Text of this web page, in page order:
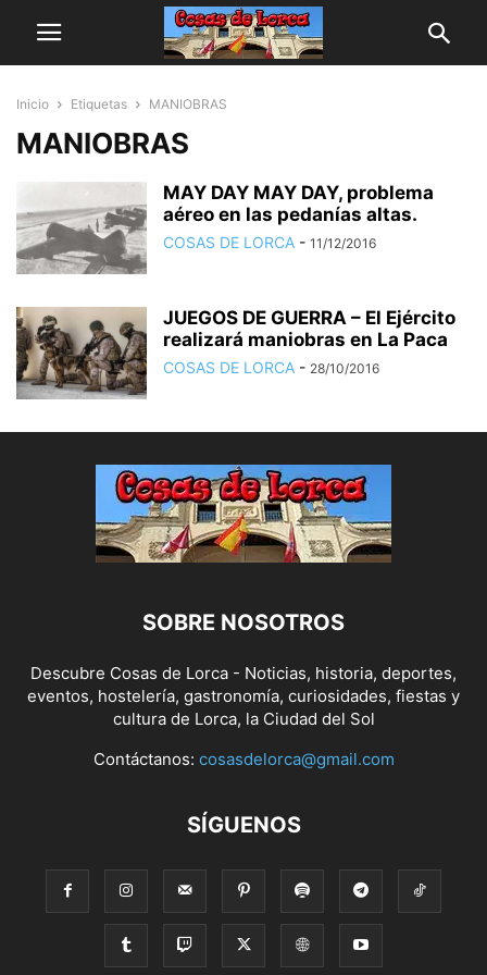
Inicio Etiquetas MANIOBRAS
MANIOBRAS
MAY DAY MAY DAY, problema
aéreo en las pedanías altas.
COSAS DE LORCA - 11/12/2016
JUEGOS DE GUERRA – El Ejército
realizará maniobras en La Paca
COSAS DE LORCA - 28/10/2016
SOBRE NOSOTROS
Descubre Cosas de Lorca - Noticias, historia, deportes,
eventos, hostelería, gastronomía, curiosidades, fiestas y
cultura de Lorca, la Ciudad del Sol
Contáctanos: cosasdelorca@gmail.com
SÍGUENOS